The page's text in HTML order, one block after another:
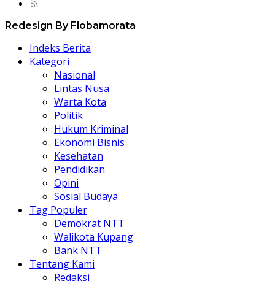
Redesign By Flobamorata
Indeks Berita
Kategori
Nasional
Lintas Nusa
Warta Kota
Politik
Hukum Kriminal
Ekonomi Bisnis
Kesehatan
Pendidikan
Opini
Sosial Budaya
Tag Populer
Demokrat NTT
Walikota Kupang
Bank NTT
Tentang Kami
Redaksi